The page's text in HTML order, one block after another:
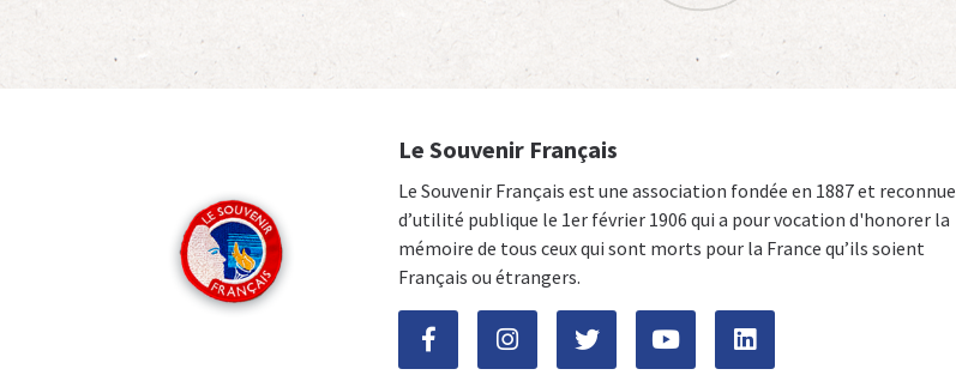
Le Souvenir Français
Le Souvenir Français est une association fondée en 1887 et reconnue
d’utilité publique le 1er février 1906 qui a pour vocation d'honorer la
mémoire de tous ceux qui sont morts pour la France qu’ils soient
Français ou étrangers.